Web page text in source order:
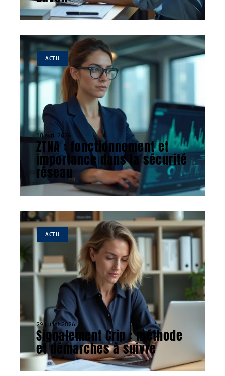
ACTU
18 avril 2026
ZTNA : fonctionnement et
importance dans la sécurité
réseau
ACTU
29 juillet 2026
Signalement Crip : méthode
et démarches à suivre